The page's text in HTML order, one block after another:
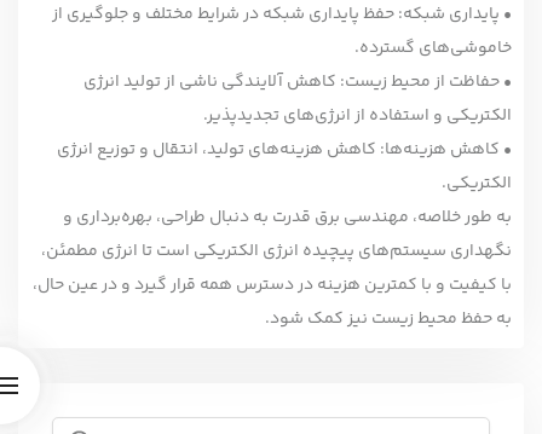
• پایداری شبکه: حفظ پایداری شبکه در شرایط مختلف و جلوگیری از
خاموشی‌های گسترده.
• حفاظت از محیط زیست: کاهش آلایندگی ناشی از تولید انرژی
الکتریکی و استفاده از انرژی‌های تجدیدپذیر.
• کاهش هزینه‌ها: کاهش هزینه‌های تولید، انتقال و توزیع انرژی
الکتریکی.
به طور خلاصه، مهندسی برق قدرت به دنبال طراحی، بهره‌برداری و
نگهداری سیستم‌های پیچیده انرژی الکتریکی است تا انرژی مطمئن،
با کیفیت و با کمترین هزینه در دسترس همه قرار گیرد و در عین حال،
به حفظ محیط زیست نیز کمک شود.